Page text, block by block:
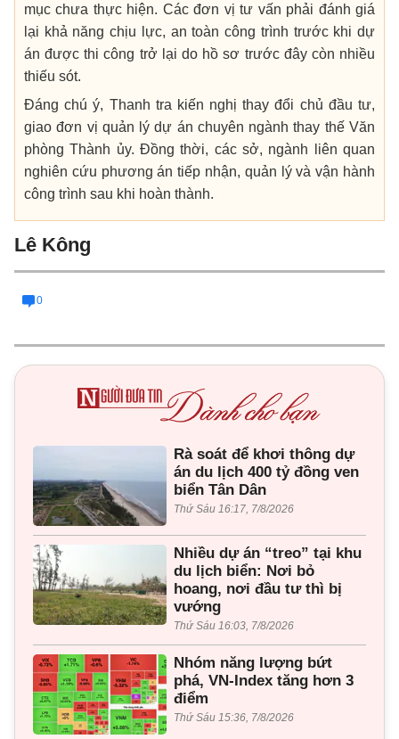
mục chưa thực hiện. Các đơn vị tư vấn phải đánh giá
lại khả năng chịu lực, an toàn công trình trước khi dự
án được thi công trở lại do hồ sơ trước đây còn nhiều
thiếu sót.
Đáng chú ý, Thanh tra kiến nghị thay đổi chủ đầu tư,
giao đơn vị quản lý dự án chuyên ngành thay thế Văn
phòng Thành ủy. Đồng thời, các sở, ngành liên quan
nghiên cứu phương án tiếp nhận, quản lý và vận hành
công trình sau khi hoàn thành.
Lê Kông
0
Rà soát để khơi thông dự
án du lịch 400 tỷ đồng ven
biển Tân Dân
Thứ Sáu 16:17, 7/8/2026
Nhiều dự án “treo” tại khu
du lịch biển: Nơi bỏ
hoang, nơi đầu tư thì bị
vướng
Thứ Sáu 16:03, 7/8/2026
Nhóm năng lượng bứt
phá, VN-Index tăng hơn 3
điểm
Thứ Sáu 15:36, 7/8/2026